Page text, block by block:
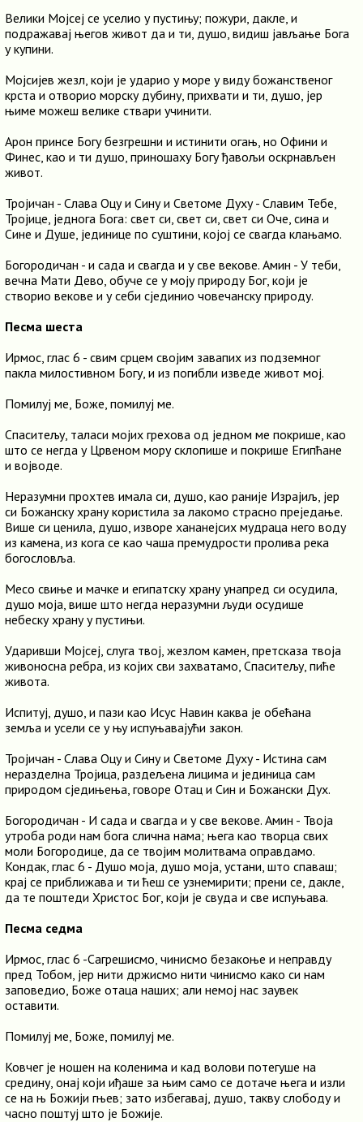
Велики Мојсеј се уселио у пустињу; пожури, дакле, и
подражавај његов живот да и ти, душо, видиш јављање Бога
у купини.
Мојсијев жезл, који је ударио у море у виду божанственог
крста и отворио морску дубину, прихвати и ти, душо, јер
њиме можеш велике ствари учинити.
Арон принсе Богу безгрешни и истинити огањ, но Офини и
Финес, као и ти душо, приношаху Богу ђавољи оскрнављен
живот.
Тројичан - Слава Оцу и Сину и Светоме Духу - Славим Тебе,
Тројице, једнога Бога: свет си, свет си, свет си Оче, сина и
Сине и Душе, јединице по суштини, којој се свагда клањамо.
Богородичан - и сада и свагда и у све векове. Амин - У теби,
вечна Мати Дево, обуче се у моју природу Бог, који је
створио векове и у себи сјединио човечанску природу.
Песма шеста
Ирмос, глас 6 - свим срцем својим завапих из подземног
пакла милостивном Богу, и из погибли изведе живот мој.
Помилуј ме, Боже, помилуј ме.
Спаситељу, таласи мојих грехова од једном ме покрише, као
што се негда у Црвеном мору склопише и покрише Египћане
и војводе.
Неразумни прохтев имала си, душо, као раније Израјиљ, јер
си Божанску храну користила за лакомо страсно преједање.
Више си ценила, душо, изворе хананејсих мудраца него воду
из камена, из кога се као чаша премудрости пролива река
богословља.
Месо свиње и мачке и египатску храну унапред си осудила,
душо моја, више што негда неразумни људи осудише
небеску храну у пустињи.
Ударивши Мојсеј, слуга твој, жезлом камен, претсказа твоја
живоносна ребра, из којих сви захватамо, Спаситељу, пиће
живота.
Испитуј, душо, и пази као Исус Навин каква је обећана
земља и усели се у њу испуњавајући закон.
Тројичан - Слава Оцу и Сину и Светоме Духу - Истина сам
неразделна Тројица, раздељена лицима и јединица сам
природом сједињења, говоре Отац и Син и Божански Дух.
Богородичан - И сада и свагда и у све векове. Амин - Твоја
утроба роди нам бога слична нама; њега као творца свих
моли Богородице, да се твојим молитвама оправдамо.
Кондак, глас 6 - Душо моја, душо моја, устани, што спаваш;
крај се приближава и ти ћеш се узнемирити; прени се, дакле,
да те поштеди Христос Бог, који је свуда и све испуњава.
Песма седма
Ирмос, глас 6 -Сагрешисмо, чинисмо безакоње и неправду
пред Тобом, јер нити држисмо нити чинисмо како си нам
заповедио, Боже отаца наших; али немој нас заувек
оставити.
Помилуј ме, Боже, помилуј ме.
Ковчег је ношен на коленима и кад волови потегуше на
средину, онај који иђаше за њим само се дотаче њега и изли
се на њ Божији гњев; зато избегавај, душо, такву слободу и
часно поштуј што је Божије.